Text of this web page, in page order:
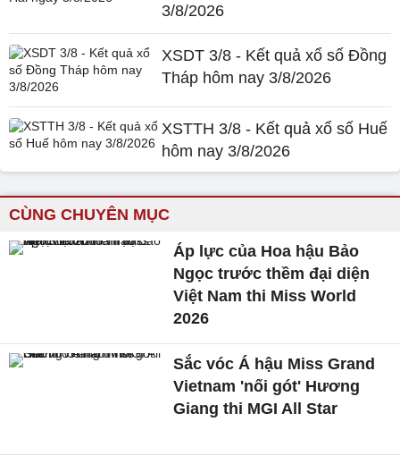
3/8/2026
XSDT 3/8 - Kết quả xổ số Đồng
Tháp hôm nay 3/8/2026
XSTTH 3/8 - Kết quả xổ số Huế
hôm nay 3/8/2026
CÙNG CHUYÊN MỤC
Áp lực của Hoa hậu Bảo
Ngọc trước thềm đại diện
Việt Nam thi Miss World
2026
Sắc vóc Á hậu Miss Grand
Vietnam 'nối gót' Hương
Giang thi MGI All Star